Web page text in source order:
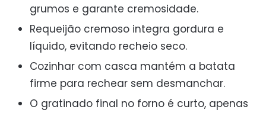
grumos e garante cremosidade.
Requeijão cremoso integra gordura e
líquido, evitando recheio seco.
Cozinhar com casca mantém a batata
firme para rechear sem desmanchar.
O gratinado final no forno é curto, apenas